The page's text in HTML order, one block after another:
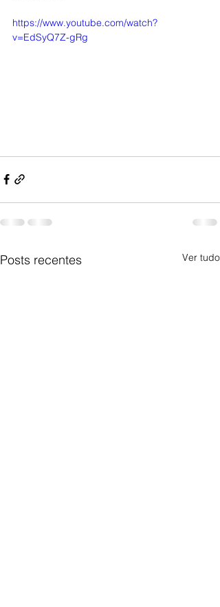
https://www.youtube.com/watch?
v=EdSyQ7Z-gRg
Posts recentes Ver tudo